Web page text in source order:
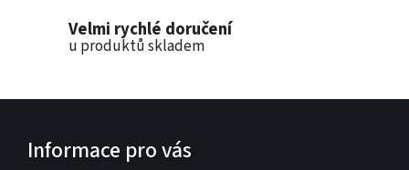
Velmi rychlé doručení
u produktů skladem
Informace pro vás